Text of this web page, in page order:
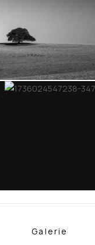
Galerie